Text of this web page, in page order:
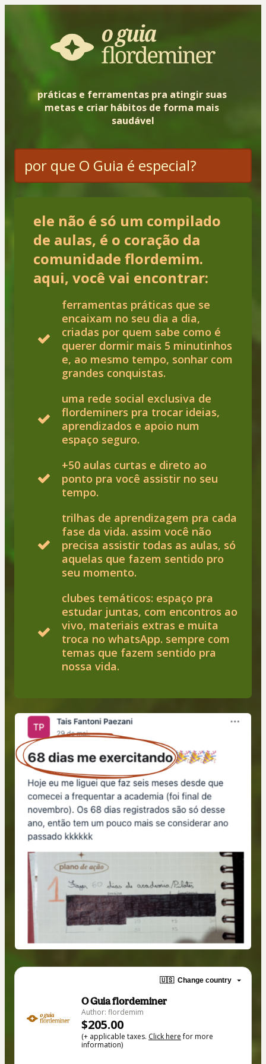
práticas e ferramentas pra atingir suas
metas e criar hábitos de forma mais
saudável
por que O Guia é especial?
ele não é só um compilado
de aulas, é o coração da
comunidade flordemim.
aqui, você vai encontrar:
ferramentas práticas que se
encaixam no seu dia a dia,
criadas por quem sabe como é
querer dormir mais 5 minutinhos
e, ao mesmo tempo, sonhar com
grandes conquistas.
uma rede social exclusiva de
flordeminers pra trocar ideias,
aprendizados e apoio num
espaço seguro.
+50 aulas curtas e direto ao
ponto pra você assistir no seu
tempo.
trilhas de aprendizagem pra cada
fase da vida. assim você não
precisa assistir todas as aulas, só
aquelas que fazem sentido pro
seu momento.
clubes temáticos: espaço pra
estudar juntas, com encontros ao
vivo, materiais extras e muita
troca no whatsApp. sempre com
temas que fazem sentido pra
nossa vida.
🇺🇸 Change country
O Guia flordeminer
Author: flordemim
$205.00
(+ applicable taxes. Click herefor more
information)